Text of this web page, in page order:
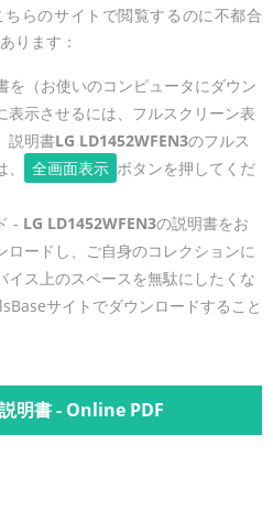
ちらのサイトで閲覧するのに不都合
ります：
を（お使いのコンピュータにダウン
表示させるには、フルスクリーン表
説明書LG LD1452WFEN3のフルス
全画面表示 ボタンを押してくだ
- LG LD1452WFEN3の説明書をお
ロードし、ご自身のコレクションに
イス上のスペースを無駄にしたくな
サイトでダウンロードすること
明書 - Online PDF